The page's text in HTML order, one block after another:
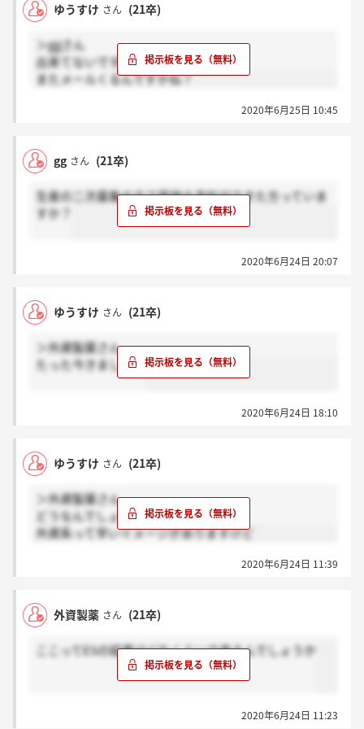
ゆうすけ さん (21卒)
＞ggさん
出来てないです
またメールくるんですかね？
2020年6月25日 10:45
gg さん (21卒)
生産の二次募集の方で面接の予約ができた方っていま
すか？
2020年6月24日 20:07
ゆうすけ さん (21卒)
＞外資製薬さん
たった今きましたよ
2020年6月24日 18:10
ゆうすけ さん (21卒)
＞外資製薬さん
どうなんでしょうね
外資系って早いイメージがありますけど
2020年6月24日 11:39
外資製薬 さん (21卒)
ここってESの結果はどれくらいで来るんでしょうか
2020年6月24日 11:23